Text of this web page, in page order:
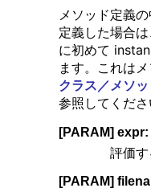
メソッド定義
定義した場合
に初めて
ます。これは
クラス／メソ
参照してくださ
[PARAM] expr:
評価す
[PARAM]